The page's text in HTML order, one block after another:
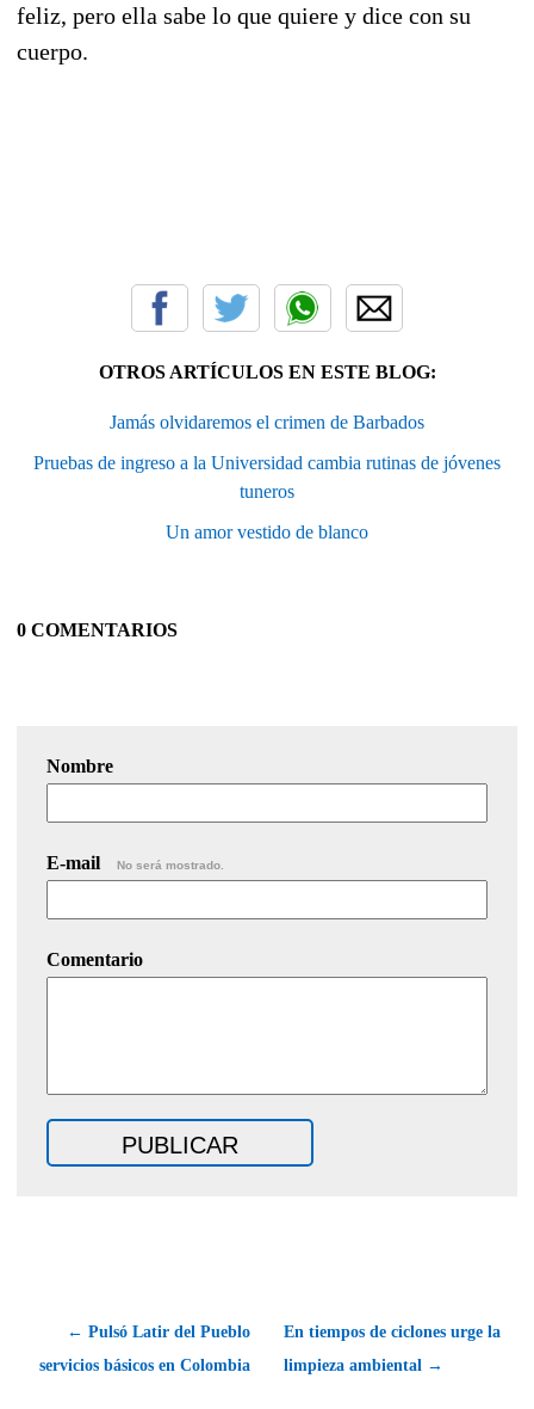
feliz, pero ella sabe lo que quiere y dice con su
cuerpo.
OTROS ARTÍCULOS EN ESTE BLOG:
Jamás olvidaremos el crimen de Barbados
Pruebas de ingreso a la Universidad cambia rutinas de jóvenes
tuneros
Un amor vestido de blanco
0 COMENTARIOS
Nombre
E-mail No será mostrado.
Comentario
← Pulsó Latir del Pueblo
servicios básicos en Colombia
En tiempos de ciclones urge la
limpieza ambiental →